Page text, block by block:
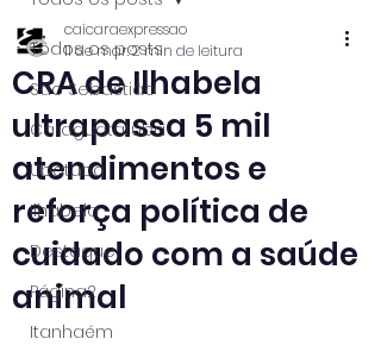
Todos os posts
São Sebastião
Caraguatatuba
Ubatuba
Ilhabela
Destaque
Página2
Itanhaém
CRA de Ilhabela
ultrapassa 5 mil
atendimentos e
reforça política de
cuidado com a saúde
animal
caicaraexpressao
11 de mar.2 min de leitura